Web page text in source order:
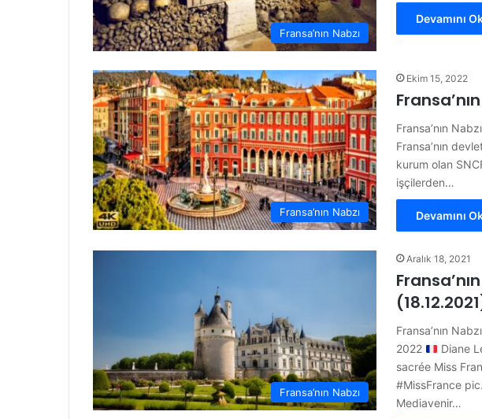
Fransa’nın Nabzı
Devamını
Fransa’nın Nabzı
Ekim 15, 2022
Fransa’nın
Fransa’nın
kurum olan
işçilerden…
Devamını
Fransa’nın Nabzı
Aralık 18, 2021
Fransa’nın
2022
Diane
sacrée Miss
#MissFrance
Mediavenir…